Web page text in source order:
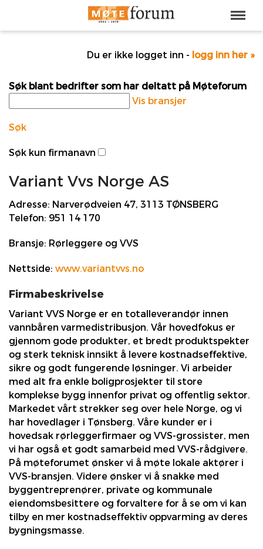
Du er ikke logget inn - logg inn her »
Søk blant bedrifter som har deltatt på Møteforum
Vis bransjer
Søk
Søk kun firmanavn
Variant Vvs Norge AS
Adresse: Narverødveien 47, 3113 TØNSBERG
Telefon: 951 14 170
Bransje: Rørleggere og VVS
Nettside: www.variantvvs.no
Firmabeskrivelse
Variant VVS Norge er en totalleverandør innen
vannbåren varmedistribusjon. Vår hovedfokus er
gjennom gode produkter, et bredt produktspekter
og sterk teknisk innsikt å levere kostnadseffektive,
sikre og godt fungerende løsninger. Vi arbeider
med alt fra enkle boligprosjekter til store
komplekse bygg innenfor privat og offentlig sektor.
Markedet vårt strekker seg over hele Norge, og vi
har hovedlager i Tønsberg. Våre kunder er i
hovedsak rørleggerfirmaer og VVS-grossister, men
vi har også et godt samarbeid med VVS-rådgivere.
På møteforumet ønsker vi å møte lokale aktører i
VVS-bransjen. Videre ønsker vi å snakke med
byggentreprenører, private og kommunale
eiendomsbesittere og forvaltere for å se om vi kan
tilby en mer kostnadseffektiv oppvarming av deres
bygningsmasse.